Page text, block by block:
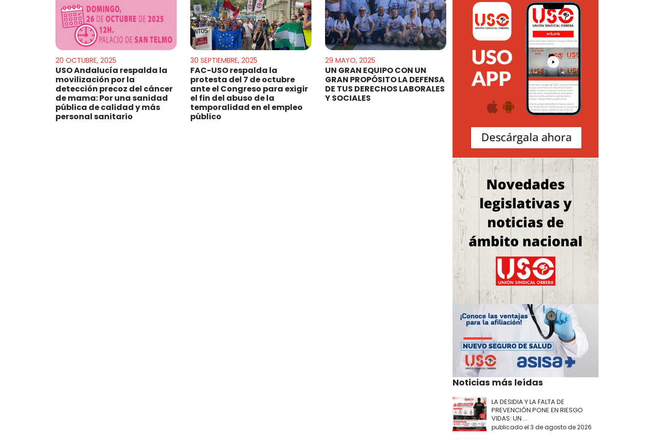
20 OCTUBRE, 2025
USO Andalucía respalda la
movilización por la
detección precoz del cáncer
de mama: Por una sanidad
pública de calidad y más
personal sanitario
30 SEPTIEMBRE, 2025
FAC-USO respalda la
protesta del 7 de octubre
ante el Congreso para exigir
el fin del abuso de la
temporalidad en el empleo
público
29 MAYO, 2025
UN GRAN EQUIPO CON UN
GRAN PROPÓSITO LA DEFENSA
DE TUS DERECHOS LABORALES
Y SOCIALES
Noticias más leídas
LA DESIDIA Y LA FALTA DE
PREVENCIÓN PONE EN RIESGO
VIDAS: UN ...
publicado el 3 de agosto de 2026